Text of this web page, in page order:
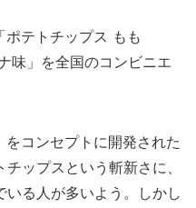
テトチップス もも
味」を全国のコンビニエ
コンセプトに開発された
ップスという斬新さに、
る人が多いよう。しかし